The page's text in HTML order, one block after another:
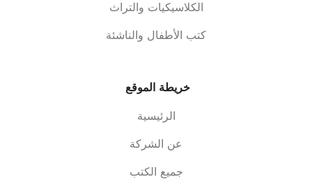
الكلاسيكيات والتراث
كتب الأطفال والناشئة
خريطة الموقع
الرئيسية
عن الشركة
جميع الكتب